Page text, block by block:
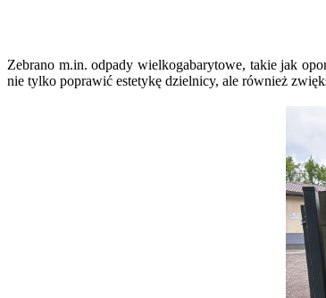
Zebrano m.in. odpady wielkogabarytowe, takie jak
nie tylko poprawić estetykę dzielnicy, ale również